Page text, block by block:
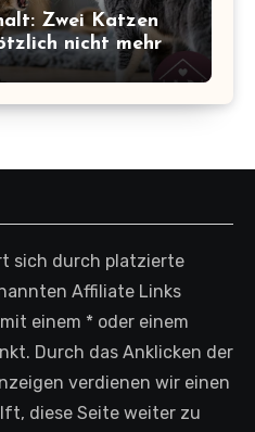
Zwei Katzen
nicht mehr
sich durch platzierte
Affiliate Links
einem * oder einem
Durch das Anklicken der
verdienen wir einen
diese Seite weiter zu